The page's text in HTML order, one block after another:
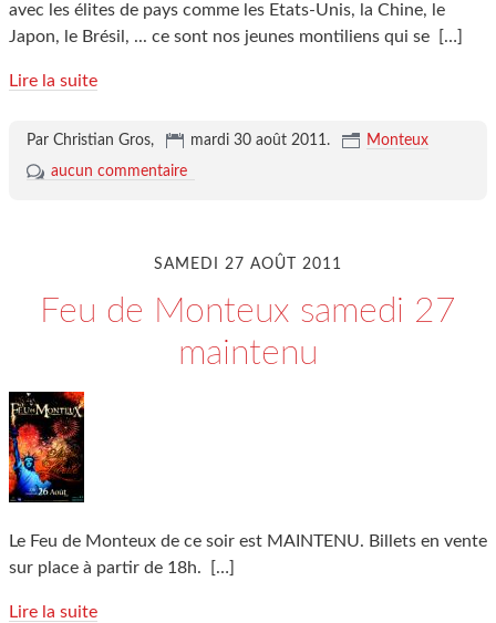
avec les élites de pays comme les Etats-Unis, la Chine, le
Japon, le Brésil, ... ce sont nos jeunes montiliens qui se
[…]
Lire la suite
Par Christian Gros, mardi 30 août 2011.
Monteux
aucun commentaire
SAMEDI 27 AOÛT 2011
Feu de Monteux samedi 27
maintenu
Le Feu de Monteux de ce soir est MAINTENU. Billets en vente
sur place à partir de 18h.
[…]
Lire la suite